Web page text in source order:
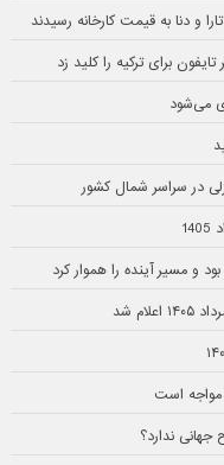
و دنا به قیمت کارخانه رسیدند
می‌شود
در سراسر شمال کشور
مواجه است
جهانی ندارد؟